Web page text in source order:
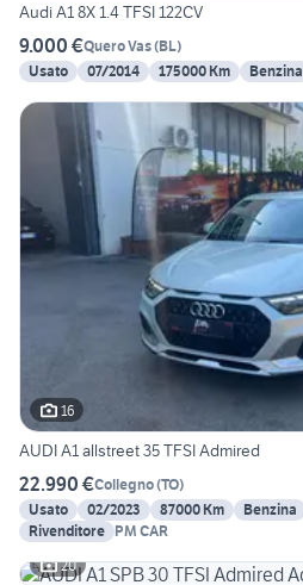
Audi A1 8X 1.4 TFSI 122CV
9.000 €Quero Vas(BL)
Usato
07/2014 175000 Km Benzina
16
AUDI A1 allstreet 35 TFSI Admired
22.990 €Collegno(TO)
Usato
02/2023 87000 Km Benzina
Rivenditore PM CAR
20